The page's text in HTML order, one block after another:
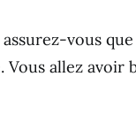
vous
allez avoir